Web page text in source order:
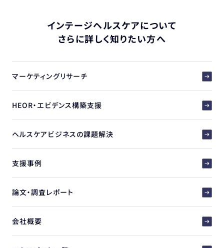
インテージヘルスケアについて
さらに詳しく知りたい方へ
マーケティングリサーチ
HEOR・エビデンス構築支援
ヘルスケアビジネスの課題解決
支援事例
論文・調査レポート
会社概要